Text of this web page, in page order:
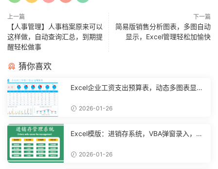
上一篇
【人事管理】人事档案原来可以
这样做，自动查询汇总，到期提
醒轻松做事
下一篇
简易版销售分析图表，多图自动
显示，Excel管理轻松加愉快
猜你喜欢
Excel企业工资支出预算表，动态多图表显
2026-01-26
Excel模版：进销存系统，VBA弹窗录入，智
2026-01-26